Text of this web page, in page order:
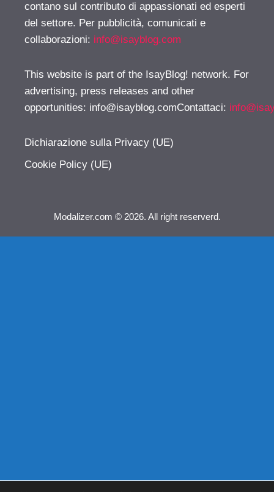
contano sul contributo di appassionati ed esperti
del settore. Per pubblicità, comunicati e
collaborazioni: info@isayblog.com
This website is part of the IsayBlog! network. For
advertising, press releases and other
opportunities: info@isayblog.comContattaci:
Dichiarazione sulla Privacy (UE)
Cookie Policy (UE)
Modalizer.com © 2026. All right reserverd.